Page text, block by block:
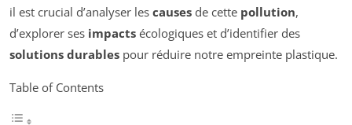
il est crucial d’analyser les causes de cette pollution,
d’explorer ses impacts écologiques et d’identifier des
solutions durables pour réduire notre empreinte plastique.
Table of Contents